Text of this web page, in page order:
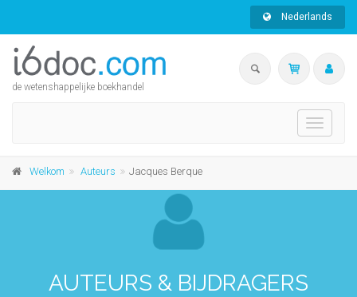
Nederlands
de wetenshappelijke boekhandel
Toggle
Welkom Auteurs Jacques Berque
AUTEURS & BIJDRAGERS